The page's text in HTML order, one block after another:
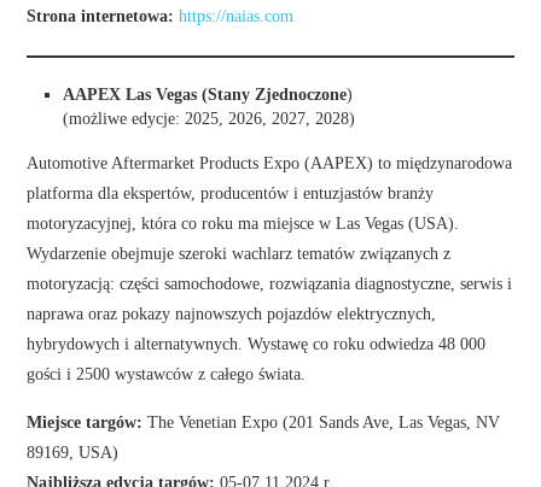
Strona internetowa:https://naias.com
AAPEX Las Vegas (Stany Zjednoczone)
(możliwe edycje: 2025, 2026, 2027, 2028)
Automotive Aftermarket Products Expo (AAPEX) to międzynarodowa
platforma dla ekspertów, producentów i entuzjastów branży
motoryzacyjnej, która co roku ma miejsce w Las Vegas (USA).
Wydarzenie obejmuje szeroki wachlarz tematów związanych z
motoryzacją: części samochodowe, rozwiązania diagnostyczne, serwis i
naprawa oraz pokazy najnowszych pojazdów elektrycznych,
hybrydowych i alternatywnych. Wystawę co roku odwiedza 48 000
gości i 2500 wystawców z całego świata.
Miejsce targów:The Venetian Expo (201 Sands Ave, Las Vegas, NV
89169, USA)
Najbliższa edycja targów:05-07.11.2024 r.